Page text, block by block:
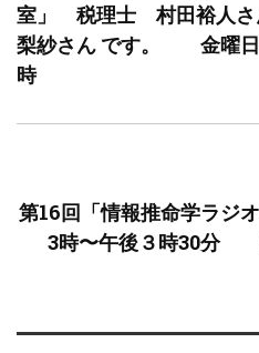
室」 税理士 村田裕人さ
梨紗さん です。 金曜日
時
第16回「情報推命学ラジ
3時〜午後３時30分